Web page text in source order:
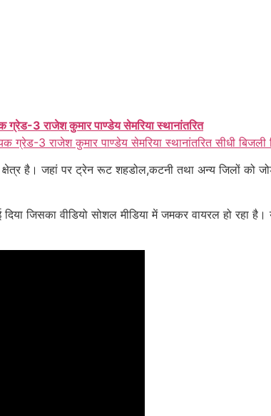
3 राजेश कुमार पाण्डेय सेमरिया स्थानांतरित
3 राजेश कुमार पाण्डेय सेमरिया स्थानांतरित सीधी बिजली
क्षेत्र है। जहां पर ट्रेन रूट शहडोल,कटनी तथा अन्य जिलों को
जिसका वीडियो सोशल मीडिया में जमकर वायरल हो रहा